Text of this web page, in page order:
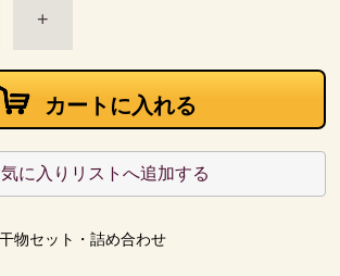
+
カートに入れる
に入りリストへ追加する
干物セット・詰め合わせ